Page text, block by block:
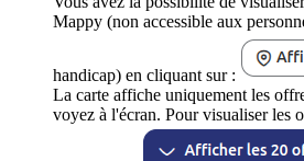
Mappy (non accessible aux
handicap) en cliquant sur :
La carte affiche uniquement les
voyez à l'écran. Pour visualiser les